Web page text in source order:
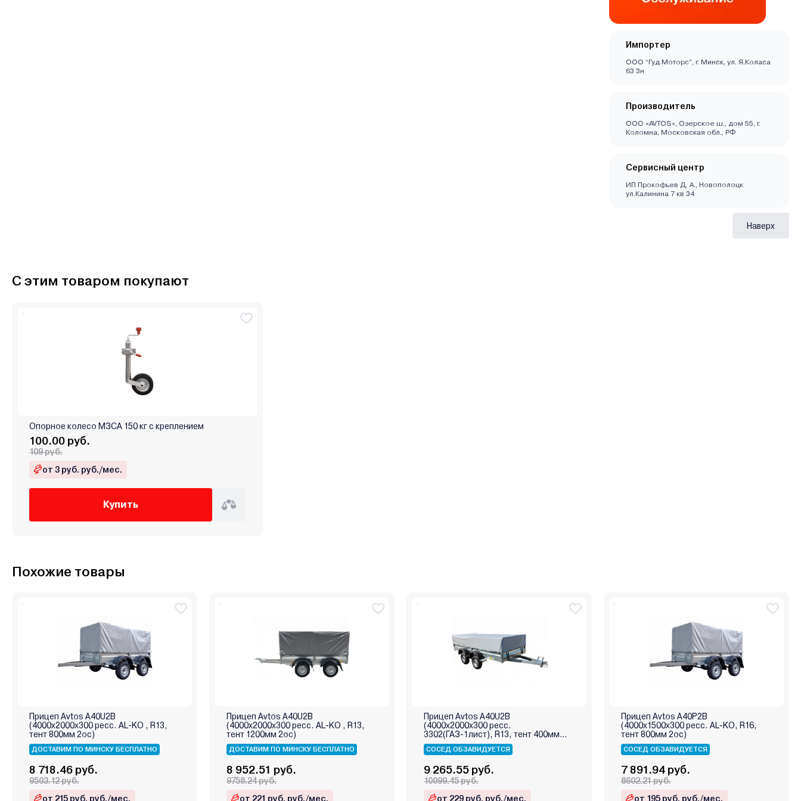
Импортер
ООО “Гуд Моторс”, г. Минск, ул. Я.Коласа
63 3н
Производитель
ООО «AVTOS», Озерское ш., дом 55, г.
Коломна, Московская обл., РФ
Сервисный центр
ИП Прокофьев Д. А., Новополоцк
ул.Калинина 7 кв 34
Наверх
С этим товаром покупают
Опорное колесо МЗСА 150 кг с креплением
100.00 руб.
109 руб.
от 3 руб. руб./мес.
Купить
Похожие товары
Прицеп Avtos A40U2B
(4000х2000х300 ресс. AL-KO , R13,
тент 800мм 2ос)
ДОСТАВИМ ПО МИНСКУ БЕСПЛАТНО
8 718.46 руб.
9503.12 руб.
от 215 руб. руб./мес.
Прицеп Avtos A40U2B
(4000х2000х300 ресс. AL-KO , R13,
тент 1200мм 2ос)
ДОСТАВИМ ПО МИНСКУ БЕСПЛАТНО
8 952.51 руб.
9758.24 руб.
от 221 руб. руб./мес.
Прицеп Avtos A40U2B
(4000х2000х300 ресс.
3302(ГАЗ-1лист), R13, тент 400мм
2ос)
СОСЕД ОБЗАВИДУЕТСЯ
9 265.55 руб.
10099.45 руб.
от 229 руб. руб./мес.
Прицеп Avtos A40P2B
(4000х1500х300 ресс. AL-KO, R16,
тент 800мм 2ос)
СОСЕД ОБЗАВИДУЕТСЯ
7 891.94 руб.
8602.21 руб.
от 195 руб. руб./мес.